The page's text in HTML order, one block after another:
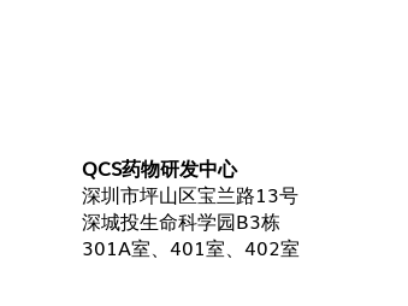
QCS药物研发中心
深圳市坪山区宝兰路13号
深城投生命科学园B3栋
301A室、401室、402室